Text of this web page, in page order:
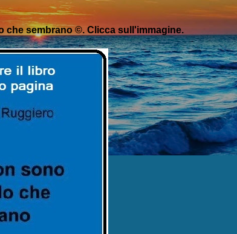
che sembrano ©. Clicca sull'immagine.